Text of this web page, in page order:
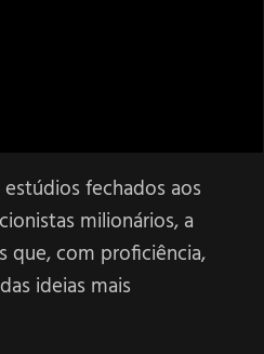
fechados aos
milionários, a
que, com proficiência,
ideias mais